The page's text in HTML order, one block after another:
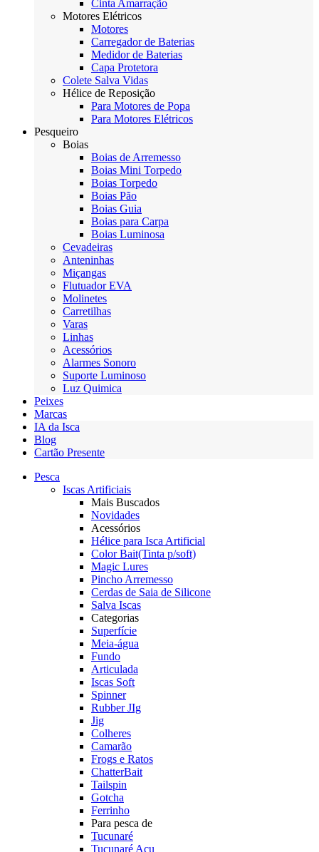
Cinta Amarração
Motores Elétricos
Motores
Carregador de Baterias
Medidor de Baterias
Capa Protetora
Colete Salva Vidas
Hélice de Reposição
Para Motores de Popa
Para Motores Elétricos
Pesqueiro
Boias
Boias de Arremesso
Boias Mini Torpedo
Boias Torpedo
Boias Pão
Boias Guia
Boias para Carpa
Boias Luminosa
Cevadeiras
Anteninhas
Miçangas
Flutuador EVA
Molinetes
Carretilhas
Varas
Linhas
Acessórios
Alarmes Sonoro
Suporte Luminoso
Luz Quimica
Peixes
Marcas
IA da Isca
Blog
Cartão Presente
Pesca
Iscas Artificiais
Mais Buscados
Novidades
Acessórios
Hélice para Isca Artificial
Color Bait(Tinta p/soft)
Magic Lures
Pincho Arremesso
Cerdas de Saia de Silicone
Salva Iscas
Categorias
Superfície
Meia-água
Fundo
Articulada
Iscas Soft
Spinner
Rubber JIg
Jig
Colheres
Camarão
Frogs e Ratos
ChatterBait
Tailspin
Gotcha
Ferrinho
Para pesca de
Tucunaré
Tucunaré Açu